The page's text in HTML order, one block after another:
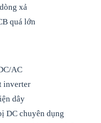
xả
quá lớn
AC
inverter
dây
DC chuyên dụng